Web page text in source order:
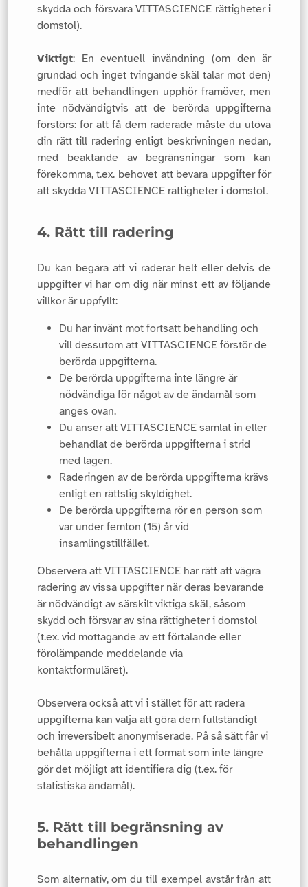
skydda och försvara VITTASCIENCE rättigheter i
domstol).
Viktigt: En eventuell invändning (om den är
grundad och inget tvingande skäl talar mot den)
medför att behandlingen upphör framöver, men
inte nödvändigtvis att de berörda uppgifterna
förstörs: för att få dem raderade måste du utöva
din rätt till radering enligt beskrivningen nedan,
med beaktande av begränsningar som kan
förekomma, t.ex. behovet att bevara uppgifter för
att skydda VITTASCIENCE rättigheter i domstol.
4. Rätt till radering
Du kan begära att vi raderar helt eller delvis de
uppgifter vi har om dig när minst ett av följande
villkor är uppfyllt:
Du har invänt mot fortsatt behandling och
vill dessutom att VITTASCIENCE förstör de
berörda uppgifterna.
De berörda uppgifterna inte längre är
nödvändiga för något av de ändamål som
anges ovan.
Du anser att VITTASCIENCE samlat in eller
behandlat de berörda uppgifterna i strid
med lagen.
Raderingen av de berörda uppgifterna krävs
enligt en rättslig skyldighet.
De berörda uppgifterna rör en person som
var under femton (15) år vid
insamlingstillfället.
Observera att VITTASCIENCE har rätt att vägra
radering av vissa uppgifter när deras bevarande
är nödvändigt av särskilt viktiga skäl, såsom
skydd och försvar av sina rättigheter i domstol
(t.ex. vid mottagande av ett förtalande eller
förolämpande meddelande via
kontaktformuläret).
Observera också att vi i stället för att radera
uppgifterna kan välja att göra dem fullständigt
och irreversibelt anonymiserade. På så sätt får vi
behålla uppgifterna i ett format som inte längre
gör det möjligt att identifiera dig (t.ex. för
statistiska ändamål).
5. Rätt till begränsning av
behandlingen
Som alternativ, om du till exempel avstår från att